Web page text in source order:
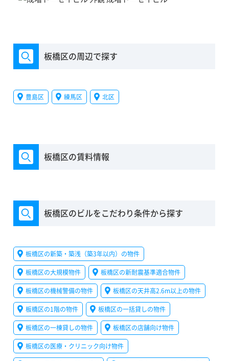
板橋区の周辺で探す
豊島区 練馬区 北区
板橋区の賃料情報
板橋区のビルをこだわり条件から探す
板橋区の新築・築浅（築3年以内）の物件
板橋区の大規模物件 板橋区の新耐震基準適合物件
板橋区の機械警備の物件 板橋区の天井高2.6m以上の物件
板橋区の1階の物件 板橋区の一括貸しの物件
板橋区の一棟貸しの物件 板橋区の店舗向け物件
板橋区の医療・クリニック向け物件